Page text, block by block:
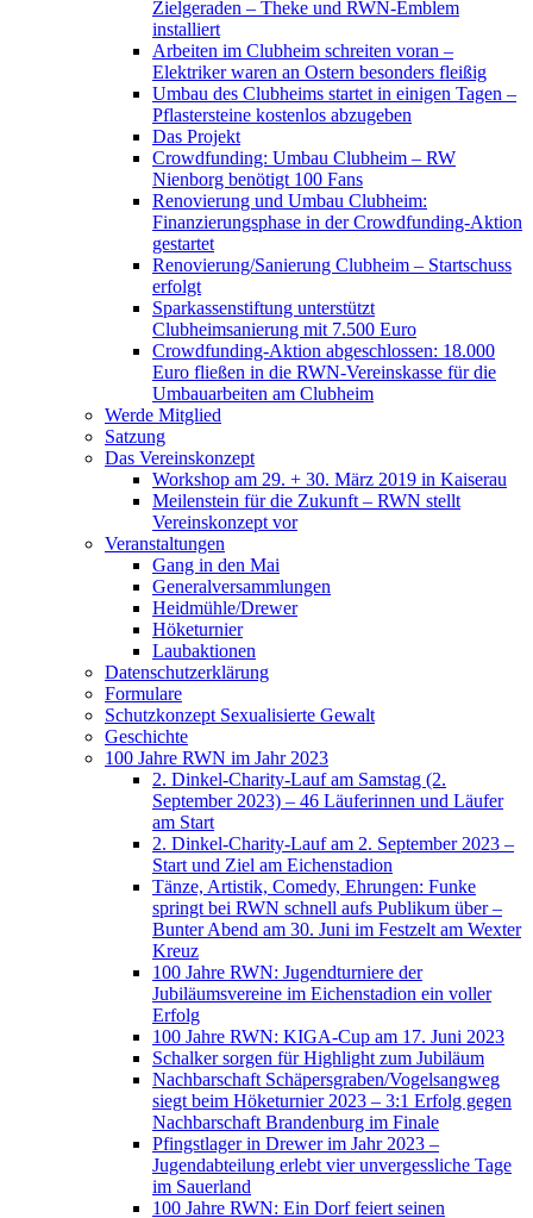
Zielgeraden – Theke und RWN-Emblem
installiert
Arbeiten im Clubheim schreiten voran –
Elektriker waren an Ostern besonders fleißig
Umbau des Clubheims startet in einigen Tagen –
Pflastersteine kostenlos abzugeben
Das Projekt
Crowdfunding: Umbau Clubheim – RW
Nienborg benötigt 100 Fans
Renovierung und Umbau Clubheim:
Finanzierungsphase in der Crowdfunding-Aktion
gestartet
Renovierung/Sanierung Clubheim – Startschuss
erfolgt
Sparkassenstiftung unterstützt
Clubheimsanierung mit 7.500 Euro
Crowdfunding-Aktion abgeschlossen: 18.000
Euro fließen in die RWN-Vereinskasse für die
Umbauarbeiten am Clubheim
Werde Mitglied
Satzung
Das Vereinskonzept
Workshop am 29. + 30. März 2019 in Kaiserau
Meilenstein für die Zukunft – RWN stellt
Vereinskonzept vor
Veranstaltungen
Gang in den Mai
Generalversammlungen
Heidmühle/Drewer
Höketurnier
Laubaktionen
Datenschutzerklärung
Formulare
Schutzkonzept Sexualisierte Gewalt
Geschichte
100 Jahre RWN im Jahr 2023
2. Dinkel-Charity-Lauf am Samstag (2.
September 2023) – 46 Läuferinnen und Läufer
am Start
2. Dinkel-Charity-Lauf am 2. September 2023 –
Start und Ziel am Eichenstadion
Tänze, Artistik, Comedy, Ehrungen: Funke
springt bei RWN schnell aufs Publikum über –
Bunter Abend am 30. Juni im Festzelt am Wexter
Kreuz
100 Jahre RWN: Jugendturniere der
Jubiläumsvereine im Eichenstadion ein voller
Erfolg
100 Jahre RWN: KIGA-Cup am 17. Juni 2023
Schalker sorgen für Highlight zum Jubiläum
Nachbarschaft Schäpersgraben/Vogelsangweg
siegt beim Höketurnier 2023 – 3:1 Erfolg gegen
Nachbarschaft Brandenburg im Finale
Pfingstlager in Drewer im Jahr 2023 –
Jugendabteilung erlebt vier unvergessliche Tage
im Sauerland
100 Jahre RWN: Ein Dorf feiert seinen